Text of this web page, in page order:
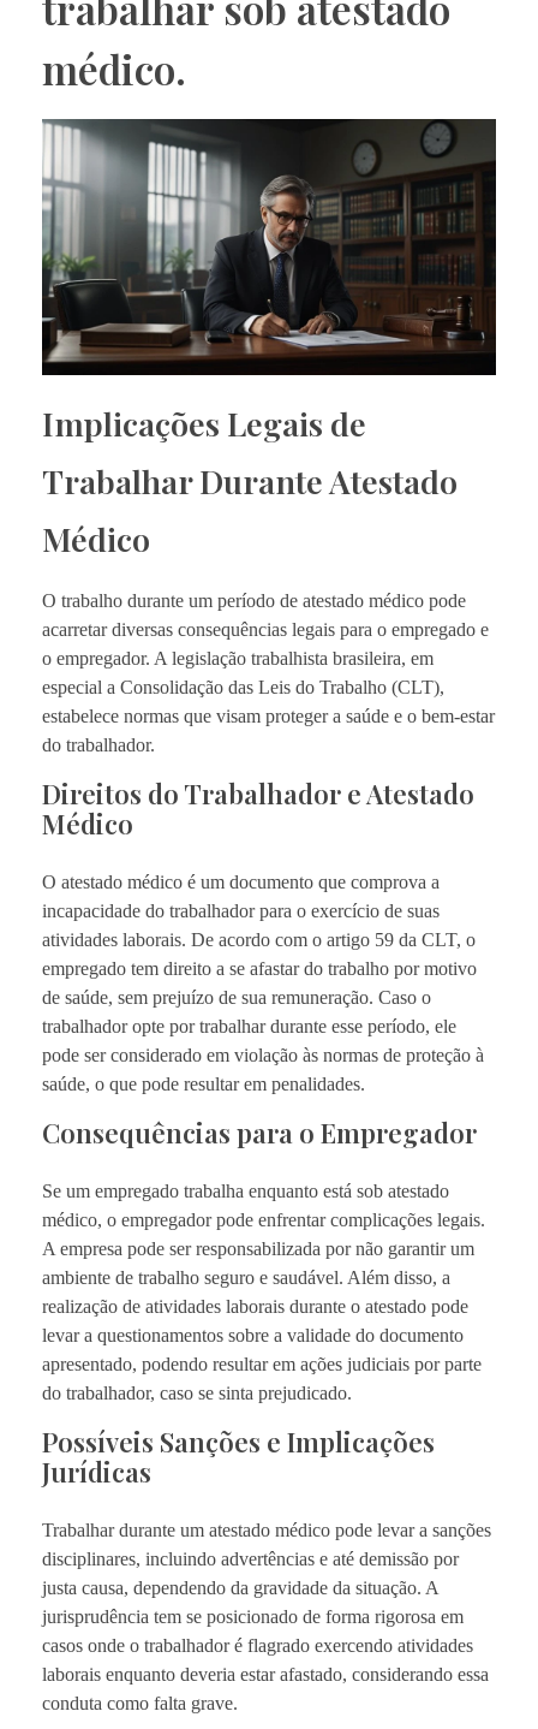
médico.
Implicações Legais de
Trabalhar Durante Atestado
Médico
O trabalho durante um período de atestado médico pode
acarretar diversas consequências legais para o empregado e
o empregador. A legislação trabalhista brasileira, em
especial a Consolidação das Leis do Trabalho (CLT),
estabelece normas que visam proteger a saúde e o bem-estar
do trabalhador.
Direitos do Trabalhador e Atestado
Médico
O atestado médico é um documento que comprova a
incapacidade do trabalhador para o exercício de suas
atividades laborais. De acordo com o artigo 59 da CLT, o
empregado tem direito a se afastar do trabalho por motivo
de saúde, sem prejuízo de sua remuneração. Caso o
trabalhador opte por trabalhar durante esse período, ele
pode ser considerado em violação às normas de proteção à
saúde, o que pode resultar em penalidades.
Consequências para o Empregador
Se um empregado trabalha enquanto está sob atestado
médico, o empregador pode enfrentar complicações legais.
A empresa pode ser responsabilizada por não garantir um
ambiente de trabalho seguro e saudável. Além disso, a
realização de atividades laborais durante o atestado pode
levar a questionamentos sobre a validade do documento
apresentado, podendo resultar em ações judiciais por parte
do trabalhador, caso se sinta prejudicado.
Possíveis Sanções e Implicações
Jurídicas
Trabalhar durante um atestado médico pode levar a sanções
disciplinares, incluindo advertências e até demissão por
justa causa, dependendo da gravidade da situação. A
jurisprudência tem se posicionado de forma rigorosa em
casos onde o trabalhador é flagrado exercendo atividades
laborais enquanto deveria estar afastado, considerando essa
conduta como falta grave.